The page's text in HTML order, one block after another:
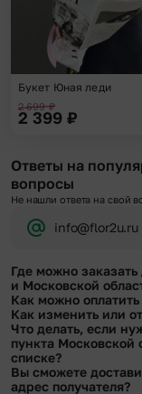
Букет Юная леди
2 699₽
2 399 ₽
Ответы на
вопросы
Не нашли ответа на свой
info@flor2u.ru
Где можно
и Московской
Оформить доставку
телефону горячей линии
Как можно оплатить
Мы предусмотрели все
Наличными.
Банковскими картами
Картами рассрочки
Через Yandex Pay,
Как изменить или
Чтобы внести изменения,
свяжитесь с нашими
они помогут решить
Что делать, если
пункта Московской
списке?
Свяжитесь с нашими
Вы сможете
адрес получателя?